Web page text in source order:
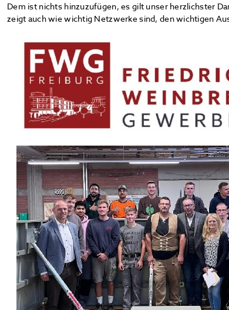
Dem ist nichts hinzuzufügen, es gilt unser herzlichster
zeigt auch wie wichtig Netzwerke sind, den wichtigen